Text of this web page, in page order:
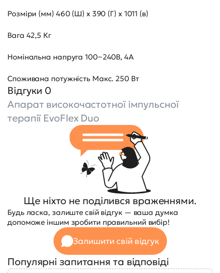
Розміри (мм) 460 (Ш) x 390 (Г) x 1011 (в)
Вага 42,5 Кг
Номінальна напруга 100~240В, 4А
Споживана потужність Макс. 250 Вт
Відгуки 0
Апарат високочастотної імпульсної
терапії EvoFlex Duo
Ще ніхто не поділився враженнями.
Будь ласка, залиште свій відгук — ваша думка
допоможе іншим зробити правильний вибір!
Залишити свій відгук
Популярні запитання та відповіді